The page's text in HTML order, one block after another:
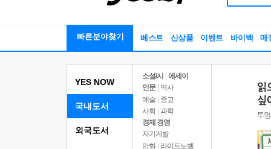
빠른분야찾기 베스트 신상품 이벤트 바이백 매
YES NOW
국내도서
소설/시
에세이
인문
역사
예술 | 종교
사회 | 과학
경제 경영
자기계발
만화 | 라이트노벨
외국도서